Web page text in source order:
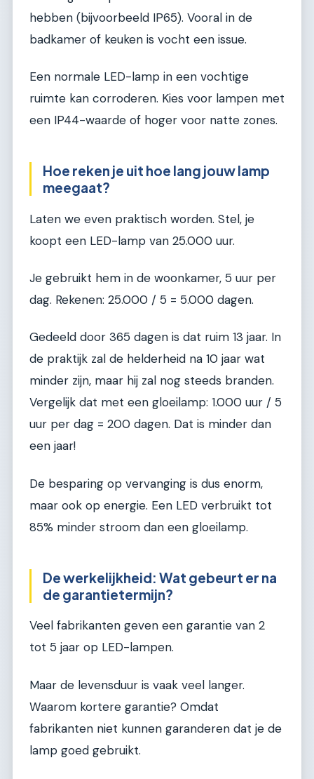
hebben (bijvoorbeeld IP65). Vooral in de
badkamer of keuken is vocht een issue.
Een normale LED-lamp in een vochtige
ruimte kan corroderen. Kies voor lampen met
een IP44-waarde of hoger voor natte zones.
Hoe reken je uit hoe lang jouw lamp
meegaat?
Laten we even praktisch worden. Stel, je
koopt een LED-lamp van 25.000 uur.
Je gebruikt hem in de woonkamer, 5 uur per
dag. Rekenen: 25.000 / 5 = 5.000 dagen.
Gedeeld door 365 dagen is dat ruim 13 jaar. In
de praktijk zal de helderheid na 10 jaar wat
minder zijn, maar hij zal nog steeds branden.
Vergelijk dat met een gloeilamp: 1.000 uur / 5
uur per dag = 200 dagen. Dat is minder dan
een jaar!
De besparing op vervanging is dus enorm,
maar ook op energie. Een LED verbruikt tot
85% minder stroom dan een gloeilamp.
De werkelijkheid: Wat gebeurt er na
de garantietermijn?
Veel fabrikanten geven een garantie van 2
tot 5 jaar op LED-lampen.
Maar de levensduur is vaak veel langer.
Waarom kortere garantie? Omdat
fabrikanten niet kunnen garanderen dat je de
lamp goed gebruikt.